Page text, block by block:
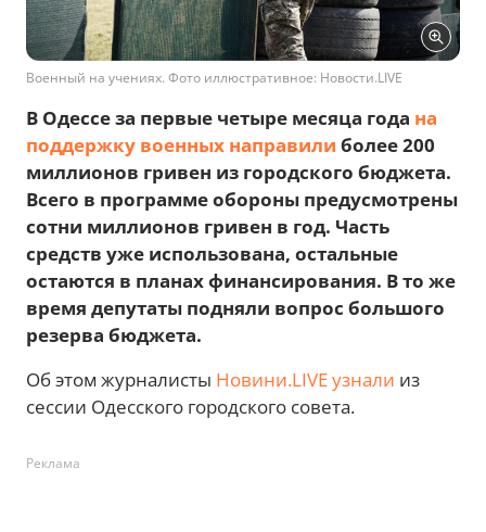
Военный на учениях. Фото иллюстративное: Новости.LIVE
В Одессе за первые четыре месяца года на
поддержку военных направили более 200
миллионов гривен из городского бюджета.
Всего в программе обороны предусмотрены
сотни миллионов гривен в год. Часть
средств уже использована, остальные
остаются в планах финансирования. В то же
время депутаты подняли вопрос большого
резерва бюджета.
Об этом журналисты Новини.LIVEузнали из
сессии Одесского городского совета.
Реклама